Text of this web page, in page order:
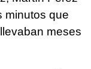
minutos que
meses